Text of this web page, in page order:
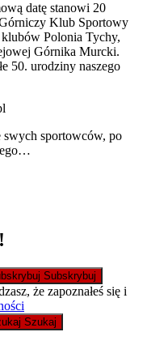
datę stanowi 20
Klub Sportowy
Polonia Tychy,
Górnika Murcki.
50. urodziny naszego
swych sportowców, po
Subskrybuj
że zapoznałeś się i
Szukaj